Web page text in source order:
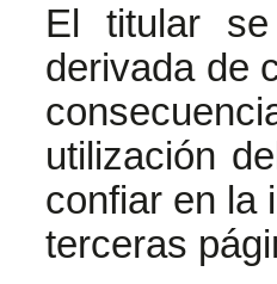
El titular
derivada de
utilización
confiar en la
terceras